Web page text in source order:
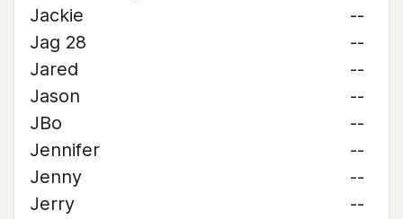
Jackie
--
Jag 28
--
Jared
--
Jason
--
JBo
--
Jennifer
--
Jenny
--
Jerry
--